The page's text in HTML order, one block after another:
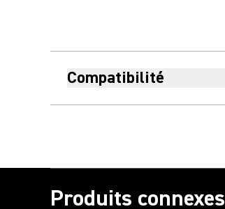
Compatibilité
Produits connexes